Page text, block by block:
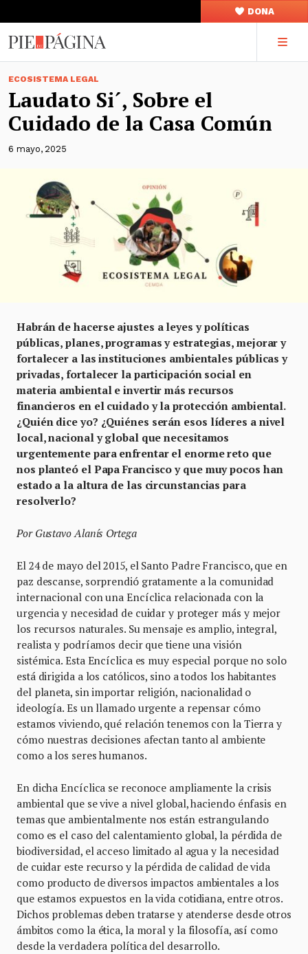
DONA
ECOSISTEMA LEGAL
Laudato Si´, Sobre el
Cuidado de la Casa Común
6 mayo, 2025
Habrán de hacerse ajustes a leyes y políticas
públicas, planes, programas y estrategias, mejorar y
fortalecer a las instituciones ambientales públicas y
privadas, fortalecer la participación social en
materia ambiental e invertir más recursos
financieros en el cuidado y la protección ambiental.
¿Quién dice yo? ¿Quiénes serán esos líderes a nivel
local, nacional y global que necesitamos
urgentemente para enfrentar el enorme reto que
nos planteó el Papa Francisco y que muy pocos han
estado a la altura de las circunstancias para
resolverlo?
Por Gustavo Alanís Ortega
El 24 de mayo del 2015, el Santo Padre Francisco, que en
paz descanse, sorprendió gratamente a la comunidad
internacional con una Encíclica relacionada con la
urgencia y necesidad de cuidar y proteger más y mejor
los recursos naturales. Su mensaje es amplio, integral,
realista y podríamos decir que tiene una visión
sistémica. Esta Encíclica es muy especial porque no solo
está dirigida a los católicos, sino a todos los habitantes
del planeta, sin importar religión, nacionalidad o
ideología. Es un llamado urgente a repensar cómo
estamos viviendo, qué relación tenemos con la Tierra y
cómo nuestras decisiones afectan tanto al ambiente
como a los seres humanos.
En dicha Encíclica se reconoce ampliamente la crisis
ambiental que se vive a nivel global, haciendo énfasis en
temas que ambientalmente nos están estrangulando
como es el caso del calentamiento global, la pérdida de
biodiversidad, el acceso limitado al agua y la necesidad
de cuidar este recurso y la pérdida de calidad de vida
como producto de diversos impactos ambientales a los
que estamos expuestos en la vida cotidiana, entre otros.
Dichos problemas deben tratarse y atenderse desde otros
ámbitos como la ética, la moral y la filosofía, así como
desde la verdadera política del desarrollo.